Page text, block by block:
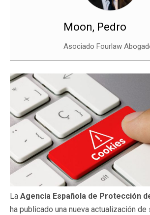
Moon, Pedro
Asociado Fourlaw
La Agencia Española de Protección
ha publicado una nueva actualización de